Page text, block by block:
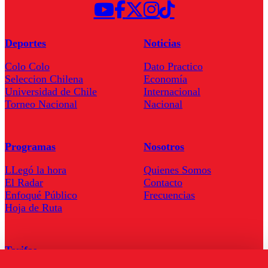
Deportes
Colo Colo
Seleccion Chilena
Universidad de Chile
Torneo Nacional
Noticias
Dato Practico
Economía
Internacional
Nacional
Programas
LLegó la hora
El Radar
Enfoqué Público
Hoja de Ruta
Nosotros
Quienes Somos
Contacto
Frecuencias
Tarifas